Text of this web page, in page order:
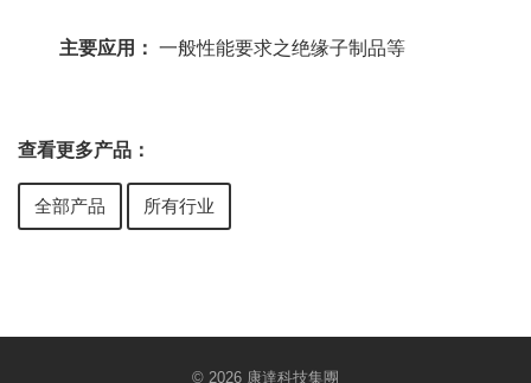
主要应用： 一般性能要求之绝缘子制品等
查看更多产品：
全部产品 所有行业
© 2026 康達科技集團